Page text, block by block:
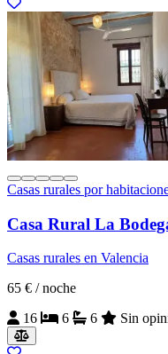
Casas rurales por
Casa Rural La
Casas rurales en Valencia
65 € / noche
16
6 6 Sin